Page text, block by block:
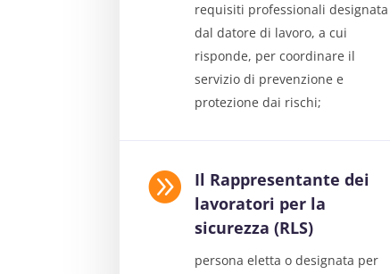
requisiti professionali designata
dal datore di lavoro, a cui
risponde, per coordinare il
servizio di prevenzione e
protezione dai rischi;

Il Rappresentante dei
lavoratori per la
sicurezza (RLS)
persona eletta o designata per